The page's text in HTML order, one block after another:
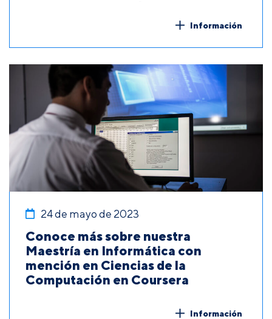
Información
24 de mayo de 2023
Conoce más sobre nuestra
Maestría en Informática con
mención en Ciencias de la
Computación en Coursera
Información